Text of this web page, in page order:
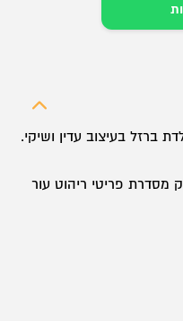
ברזל בעיצוב עדין ושיקי.
מסדרת פריטי ריהוט עור